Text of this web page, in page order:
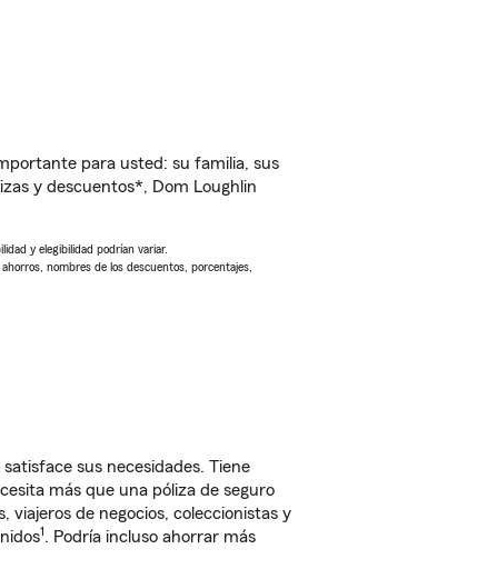
para usted: su familia, sus
y descuentos*, Dom Loughlin
y elegibilidad podrían variar.
nombres de los descuentos, porcentajes,
sus necesidades. Tiene
más que una póliza de seguro
de negocios, coleccionistas y
1. Podría incluso ahorrar más